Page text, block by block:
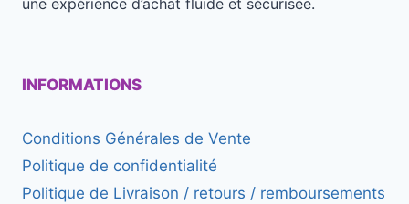
une expérience d’achat fluide et sécurisée.
INFORMATIONS
Conditions Générales de Vente
Politique de confidentialité
Politique de Livraison / retours / remboursements